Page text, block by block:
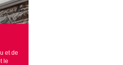
et de
le